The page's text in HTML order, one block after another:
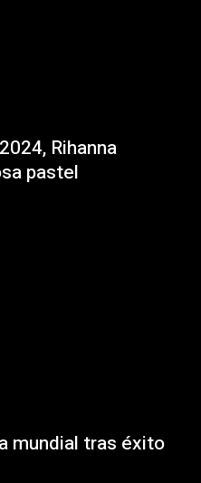
Rihanna
pastel
mundial tras éxito